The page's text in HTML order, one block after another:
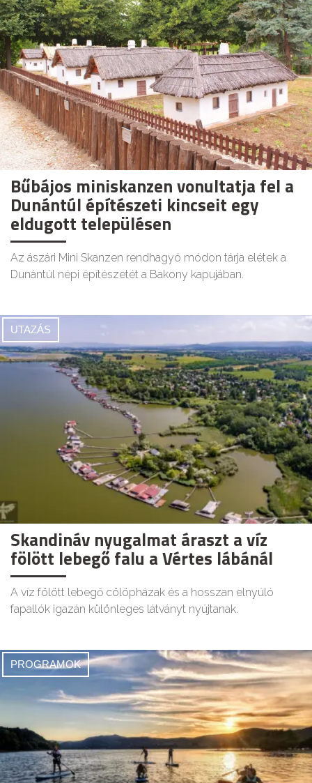
Bűbájos miniskanzen vonultatja fel a
Dunántúl építészeti kincseit egy
eldugott településen
Az ászári Mini Skanzen rendhagyó módon tárja elétek a
Dunántúl népi építészetét a Bakony kapujában.
UTAZÁS
Skandináv nyugalmat áraszt a víz
fölött lebegő falu a Vértes lábánál
A víz fölött lebegő cölöpházak és a hosszan elnyúló
fapallók igazán különleges látványt nyújtanak.
PROGRAMOK